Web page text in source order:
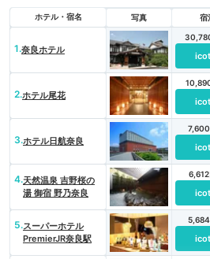
ホテル・宿名 写真 宿
1.奈良ホテル
2.ホテル尾花
3.ホテル日航奈良
4.天然温泉 吉野桜の
湯 御宿 野乃奈良
5.スーパーホテル
PremierJR奈良駅